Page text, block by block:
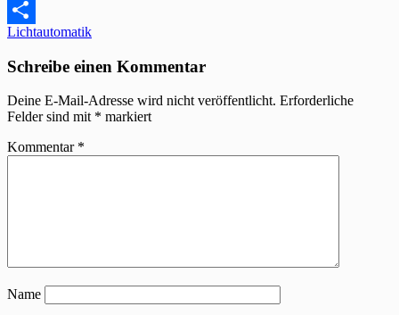
WhatsApp
Teilen
Beitragsnavigation
Lichtautomatik
Schreibe einen Kommentar
Deine E-Mail-Adresse wird nicht veröffentlicht. Erforderliche
Felder sind mit * markiert
Kommentar *
Name